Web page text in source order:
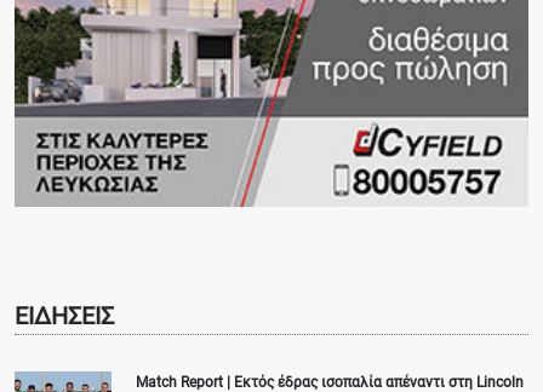
ΕΙΔΗΣΕΙΣ
Match Report | Εκτός έδρας ισοπαλία απέναντι στη Lincoln